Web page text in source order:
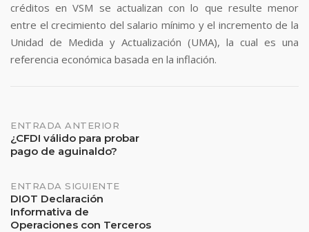
créditos en VSM se actualizancon lo que resulte menor
entre el crecimiento del salario mínimo y el incremento de la
Unidad de Medida y Actualización (UMA), la cual es una
referencia económica basada en la inflación.
Navegación
de
entradas
ENTRADA ANTERIOR
¿CFDI válido para probar
pago de aguinaldo?
ENTRADA SIGUIENTE
DIOT Declaración
Informativa de
Operaciones con Terceros